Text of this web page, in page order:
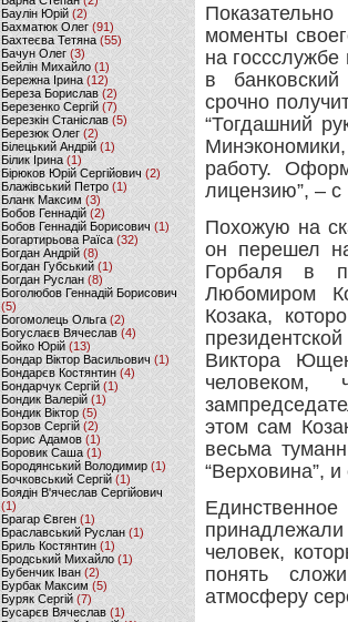
Баулін Юрій (2)
Бахматюк Олег (91)
Бахтеєва Тетяна(55)
Бачун Олег (3)
Бейлін Михайло (1)
Бережна Ірина(12)
Береза Борислав(2)
Березенко Сергій (7)
Березкін Станіслав (5)
Березюк Олег(2)
Білецький Андрій (1)
Білик Ірина (1)
Бірюков Юрій Сергійович (2)
Блажівський Петро (1)
Бланк Максим(3)
Бобов Геннадій (2)
Бобов Геннадій Борисович (1)
Богартирьова Раїса (32)
Богдан Андрій(8)
Богдан Губський (1)
Богдан Руслан(8)
Боголюбов Геннадій Борисович
(5)
Богомолець Ольга (2)
Богуслаєв Вячеслав (4)
Бойко Юрій (13)
Бондар Віктор Васильович (1)
Бондарєв Костянтин (4)
Бондарчук Сергій(1)
Бондик Валерій (1)
Бондик Віктор(5)
Борзов Сергiй (2)
Борис Адамов(1)
Боровик Саша (1)
Бородянський Володимир (1)
Бочковський Сергій (1)
Боядін В'ячеслав Сергійович
(1)
Брагар Євген (1)
Браславський Руслан (1)
Бриль Костянтин (1)
Бродський Михайло (1)
Бубенчик Іван(2)
Бурбак Максим (5)
Буряк Сергій (7)
Бусарєв Вячеслав (1)
моменты
на
в
срочно
“Тогдашний
работу.
лицензию”, – с
Похожую на
он перешел
Горбаля в
Любомиром
Козака,
Виктора
этом сам
весьма
“Верховина”,
человек,
понять
атмосферу